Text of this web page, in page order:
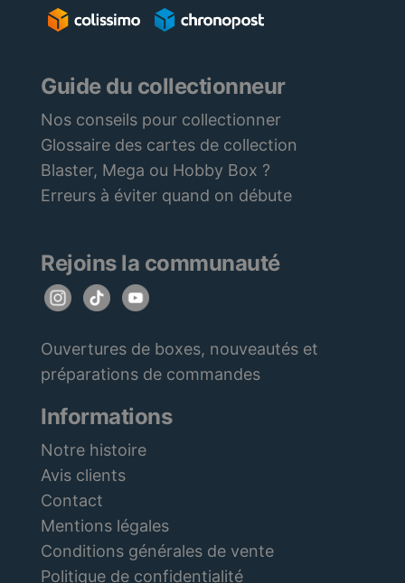
Guide du collectionneur
Nos conseils pour collectionner
Glossaire des cartes de collection
Blaster, Mega ou Hobby Box ?
Erreurs à éviter quand on débute
Rejoins la communauté
Ouvertures de boxes, nouveautés et
préparations de commandes
Informations
Notre histoire
Avis clients
Contact
Mentions légales
Conditions générales de vente
Politique de confidentialité